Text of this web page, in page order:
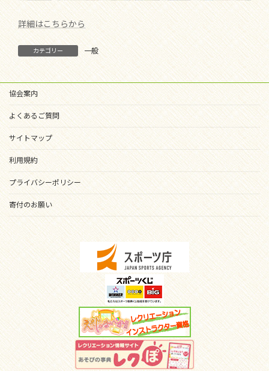
詳細はこちらから
カテゴリー 一般
協会案内
よくあるご質問
サイトマップ
利用規約
プライバシーポリシー
寄付のお願い